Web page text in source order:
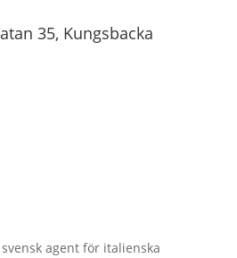
35, Kungsbacka
agent för italienska